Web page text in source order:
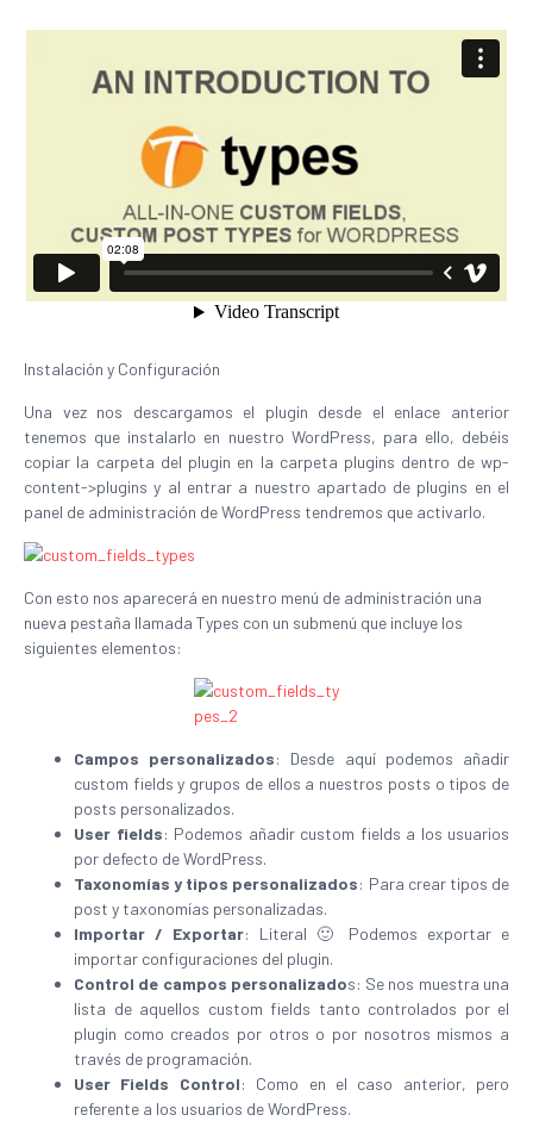
Instalación y Configuración
Una vez nos descargamos el plugin desde el enlace anterior
tenemos que instalarlo en nuestro WordPress, para ello, debéis
copiar la carpeta del plugin en la carpeta plugins dentro de wp-
content->plugins y al entrar a nuestro apartado de plugins en el
panel de administración de WordPress tendremos que activarlo.
Con esto nos aparecerá en nuestro menú de administración una
nueva pestaña llamada Types con un submenú que incluye los
siguientes elementos:
Campos personalizados: Desde aquí podemos añadir
custom fields y grupos de ellos a nuestros posts o tipos de
posts personalizados.
User fields: Podemos añadir custom fields a los usuarios
por defecto de WordPress.
Taxonomías y tipos personalizados: Para crear tipos de
post y taxonomías personalizadas.
Importar / Exportar: Literal 🙂 Podemos exportar e
importar configuraciones del plugin.
Control de campos personalizados: Se nos muestra una
lista de aquellos custom fields tanto controlados por el
plugin como creados por otros o por nosotros mismos a
través de programación.
User Fields Control: Como en el caso anterior, pero
referente a los usuarios de WordPress.